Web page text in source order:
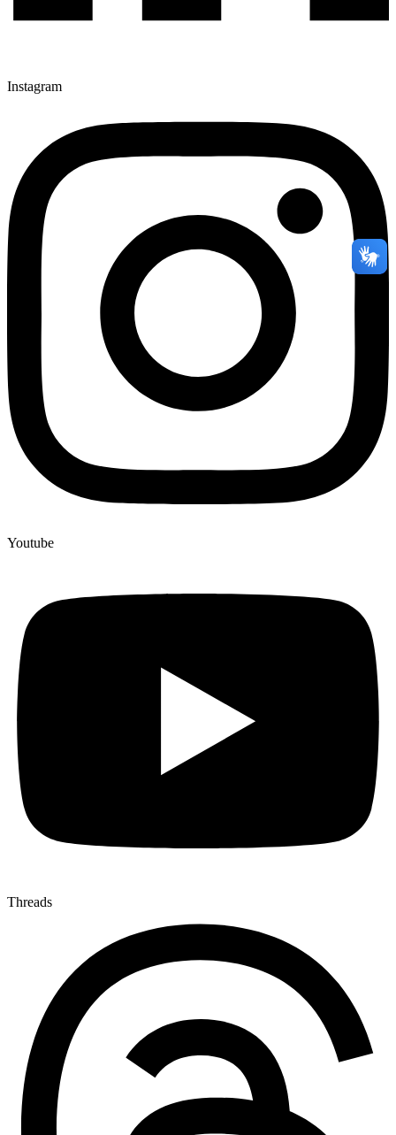
Instagram
Youtube
Threads